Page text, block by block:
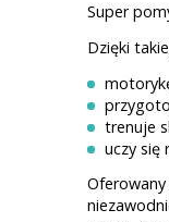
Super
Dzięki
trenuje
uczy się